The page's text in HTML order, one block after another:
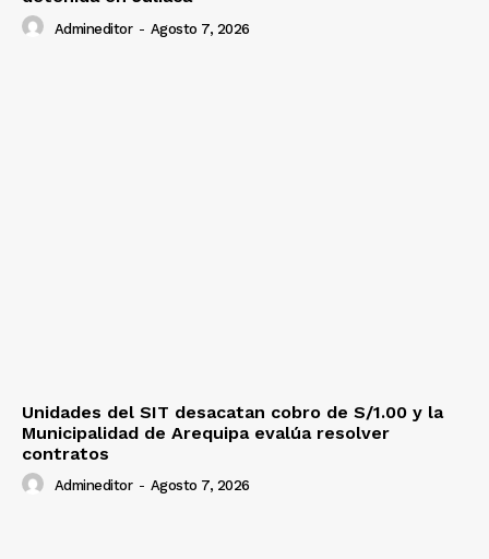
Admineditor - Agosto 7, 2026
Unidades del SIT desacatan cobro de S/1.00 y la
Municipalidad de Arequipa evalúa resolver
contratos
Admineditor - Agosto 7, 2026